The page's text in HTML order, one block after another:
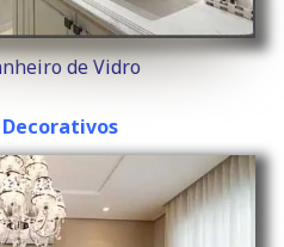
de Vidro
Decorativos